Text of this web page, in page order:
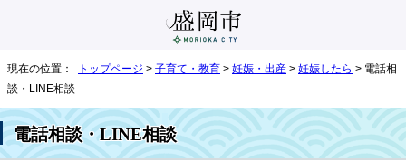
現在の位置： トップページ > 子育て・教育 > 妊娠・出産 > 妊娠したら > 電話相
談・LINE相談
電話相談・LINE相談